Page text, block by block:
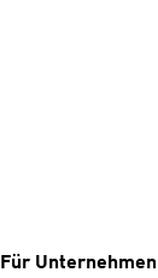
Für Unternehmen